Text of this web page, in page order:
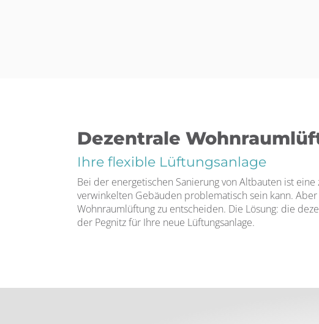
Dezentrale
Ihre flexible Lüftungsanlage
Bei der energetischen Sanierung von Altbauten ist
verwinkelten Gebäuden problematisch sein kann.
Wohnraumlüftung zu entscheiden. Die Lösung: die
der Pegnitz für Ihre neue Lüftungsanlage.